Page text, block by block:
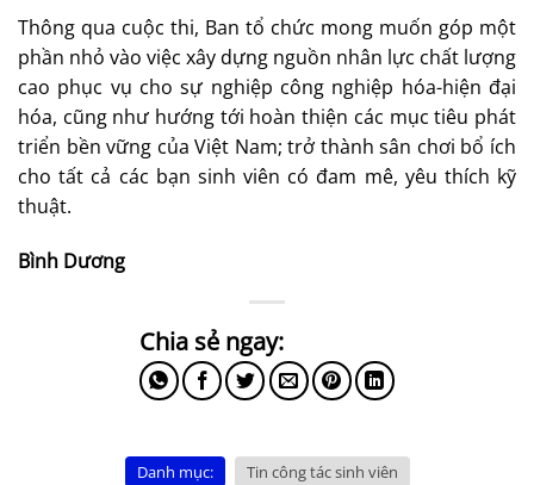
Thông qua cuộc thi, Ban tổ chức mong muốn góp một
phần nhỏ vào việc xây dựng nguồn nhân lực chất lượng
cao phục vụ cho sự nghiệp công nghiệp hóa-hiện đại
hóa, cũng như hướng tới hoàn thiện các mục tiêu phát
triển bền vững của Việt Nam; trở thành sân chơi bổ ích
cho tất cả các bạn sinh viên có đam mê, yêu thích kỹ
thuật.
Bình Dương
Danh mục: Tin công tác sinh viên